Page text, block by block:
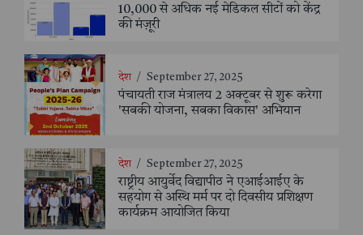
10,000 से अधिक नई मेडिकल सीटों को केंद्र
की मंज़ूरी
देश / September 27, 2025
पंचायती राज मंत्रालय 2 अक्टूबर से शुरू करेगा
'सबकी योजना, सबका विकास' अभियान
देश / September 27, 2025
राष्ट्रीय आयुर्वेद विद्यापीठ ने एआईआईए के
सहयोग से अस्थि मर्म पर दो दिवसीय प्रशिक्षण
कार्यक्रम आयोजित किया